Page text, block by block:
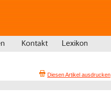
Diesen Artikel ausdrucken